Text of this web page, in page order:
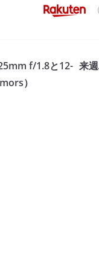
f/1.8と12-
）
来